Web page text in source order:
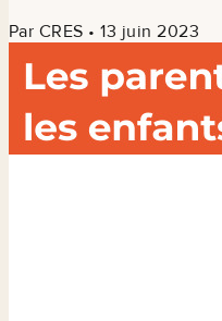
Par CRES • 13 juin 2023